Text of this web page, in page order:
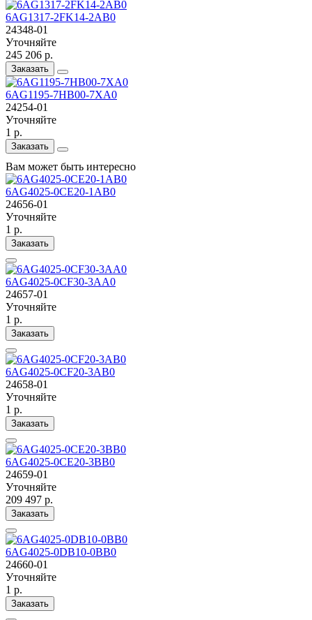
6AG1317-2FK14-2AB0
24348-01
Уточняйте
245 206 р.
Заказать
6AG1195-7HB00-7XA0
24254-01
Уточняйте
1 р.
Заказать
Вам может быть интересно
6AG4025-0CE20-1AB0
24656-01
Уточняйте
1 р.
Заказать
6AG4025-0CF30-3AA0
24657-01
Уточняйте
1 р.
Заказать
6AG4025-0CF20-3AB0
24658-01
Уточняйте
1 р.
Заказать
6AG4025-0CE20-3BB0
24659-01
Уточняйте
209 497 р.
Заказать
6AG4025-0DB10-0BB0
24660-01
Уточняйте
1 р.
Заказать